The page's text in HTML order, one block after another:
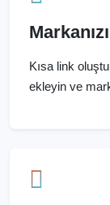
Kısa link
ekleyin ve